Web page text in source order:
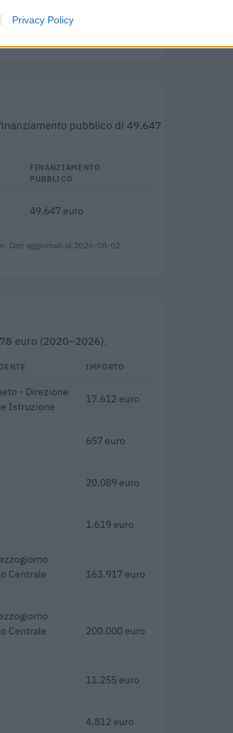
Privacy Policy
sul portale ANAC.
pubblico di 49.647
FINANZIAMENTO
PUBBLICO
49.647 euro
Dati aggiornati al 2026-08-02.
euro (2020–2026).
IMPORTO
- Direzione
Istruzione
17.612 euro
657 euro
20.089 euro
1.619 euro
Centrale
163.917 euro
Centrale
200.000 euro
11.255 euro
4.812 euro